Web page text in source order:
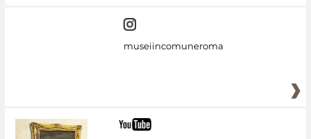
museiincomuneroma